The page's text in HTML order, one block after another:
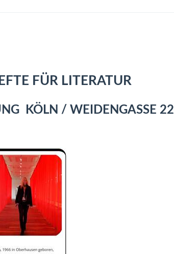
FÜR LITERATUR
KÖLN / WEIDENGASSE 22